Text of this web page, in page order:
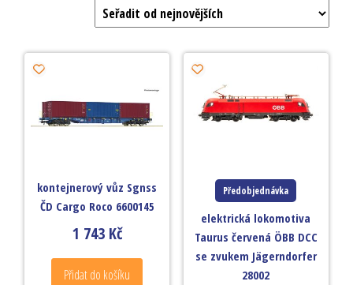
kontejnerový vůz Sgnss
ČD Cargo Roco 6600145
1 743 Kč
Přidat do košíku
Předobjednávka
elektrická lokomotiva
Taurus červená ÖBB DCC
se zvukem Jägerndorfer
28002